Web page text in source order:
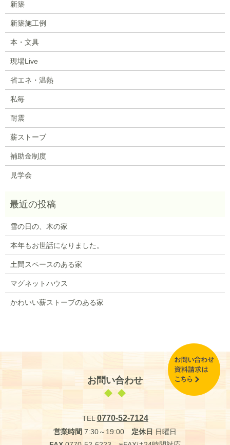
新築
新築施工例
本・文具
現場Live
省エネ・温熱
私毎
耐震
薪ストーブ
補助金制度
見学会
雪の日の、木の家
本年もお世話になりました。
土間スペースのある家
マグネットハウス
かわいい薪ストーブのある家
お問い合わせ
TEL0770-52-7124
営業時間 7:30～19:00 定休日 日曜日